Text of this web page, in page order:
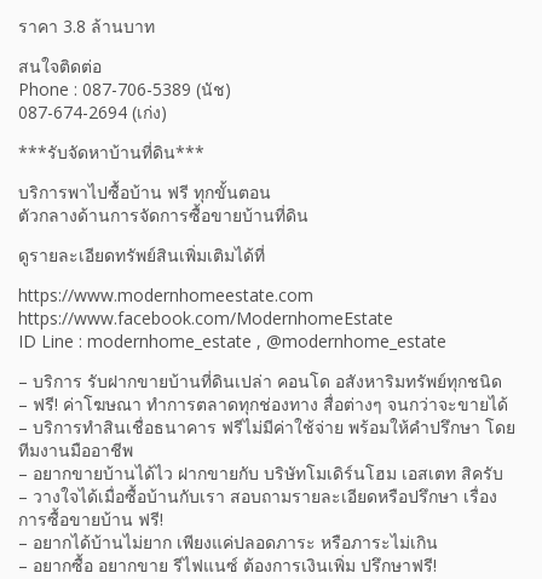
ราคา 3.8 ล้านบาท
สนใจติดต่อ
Phone : 087-706-5389 (นัช)
087-674-2694 (เก่ง)
***รับจัดหาบ้านที่ดิน***
บริการพาไปซื้อบ้าน ฟรี ทุกขั้นตอน
ตัวกลางด้านการจัดการซื้อขายบ้านที่ดิน
ดูรายละเอียดทรัพย์สินเพิ่มเติมได้ที่
https://www.modernhomeestate.com
https://www.facebook.com/ModernhomeEstate
ID Line : modernhome_estate , @modernhome_estate
– บริการ รับฝากขายบ้านที่ดินเปล่า คอนโด อสังหาริมทรัพย์ทุกชนิด
– ฟรี! ค่าโฆษณา ทำการตลาดทุกช่องทาง สื่อต่างๆ จนกว่าจะขายได้
– บริการทำสินเชื่อธนาคาร ฟรีไม่มีค่าใช้จ่าย พร้อมให้คำปรึกษา โดย
ทีมงานมืออาชีพ
– อยากขายบ้านได้ไว ฝากขายกับ บริษัทโมเดิร์นโฮม เอสเตท สิครับ
– วางใจได้เมื่อซื้อบ้านกับเรา สอบถามรายละเอียดหรือปรึกษา เรื่อง
การซื้อขายบ้าน ฟรี!
– อยากได้บ้านไม่ยาก เพียงแค่ปลอดภาระ หรือภาระไม่เกิน
– อยากซื้อ อยากขาย รีไฟแนซ์ ต้องการเงินเพิ่ม ปรึกษาฟรี!